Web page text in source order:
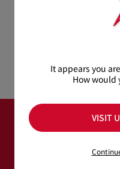
カタツムリには、サイズ
個）を手作業で施されおり
このクラッチは、アインス
- 44.9インチ/114cmのチェ
- マグネットボタン開閉
15,000円(税込)未満のご注
通常1-2営業日以内にヤマ
在庫のお取り寄せが必要
※なお、一部の地域や天候
配送について
商品到着後14日以内にカス
けております。返品送料は
ニュ
It appears you
How would
VISIT